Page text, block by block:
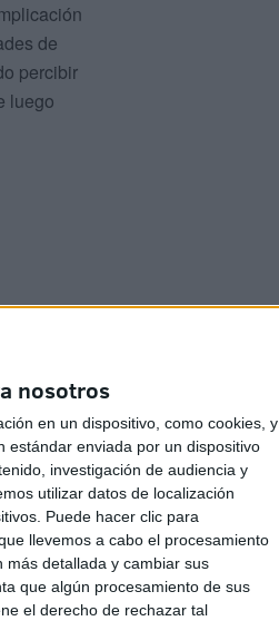
nosotros
en un dispositivo, como cookies, y
estándar enviada por un dispositivo
investigación de audiencia y
utilizar datos de localización
Puede hacer clic para
llevemos a cabo el procesamiento
más detallada y cambiar sus
que algún procesamiento de sus
el derecho de rechazar tal
de
percibir
luego
y
miedo